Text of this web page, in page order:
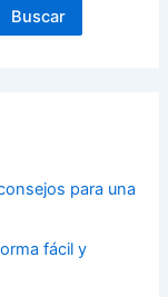
Buscar
para una
fácil y